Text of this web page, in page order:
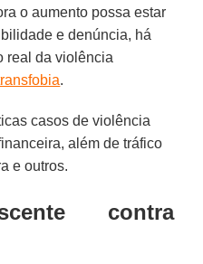
o aumento possa estar
e denúncia, há
real da violência
.
casos de violência
além de tráfico
e outros.
contra